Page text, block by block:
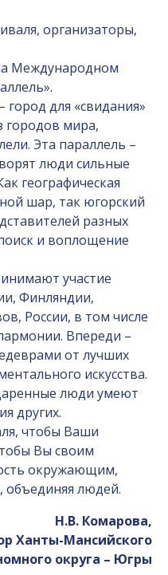
организаторы,
Международном
город для «свидания»
городов мира,
Эта параллель –
люди сильные
географическая
шар, так югорский
разных
и воплощение
участие
Финляндии,
России, в том числе
Впереди –
от лучших
искусства.
люди умеют
других.
чтобы Ваши
Вы своим
окружающим,
объединяя людей.
Н.В. Комарова,
Ханты-Мансийского
округа – Югры